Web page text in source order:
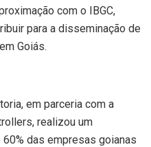
com o IBGC,
para a disseminação de
Goiás.
em parceria com a
realizou um
das empresas goianas